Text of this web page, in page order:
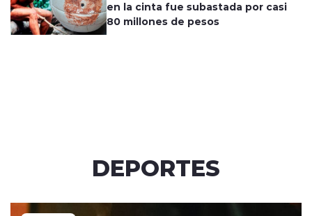
en la cinta fue subastada por casi
80 millones de pesos
DEPORTES